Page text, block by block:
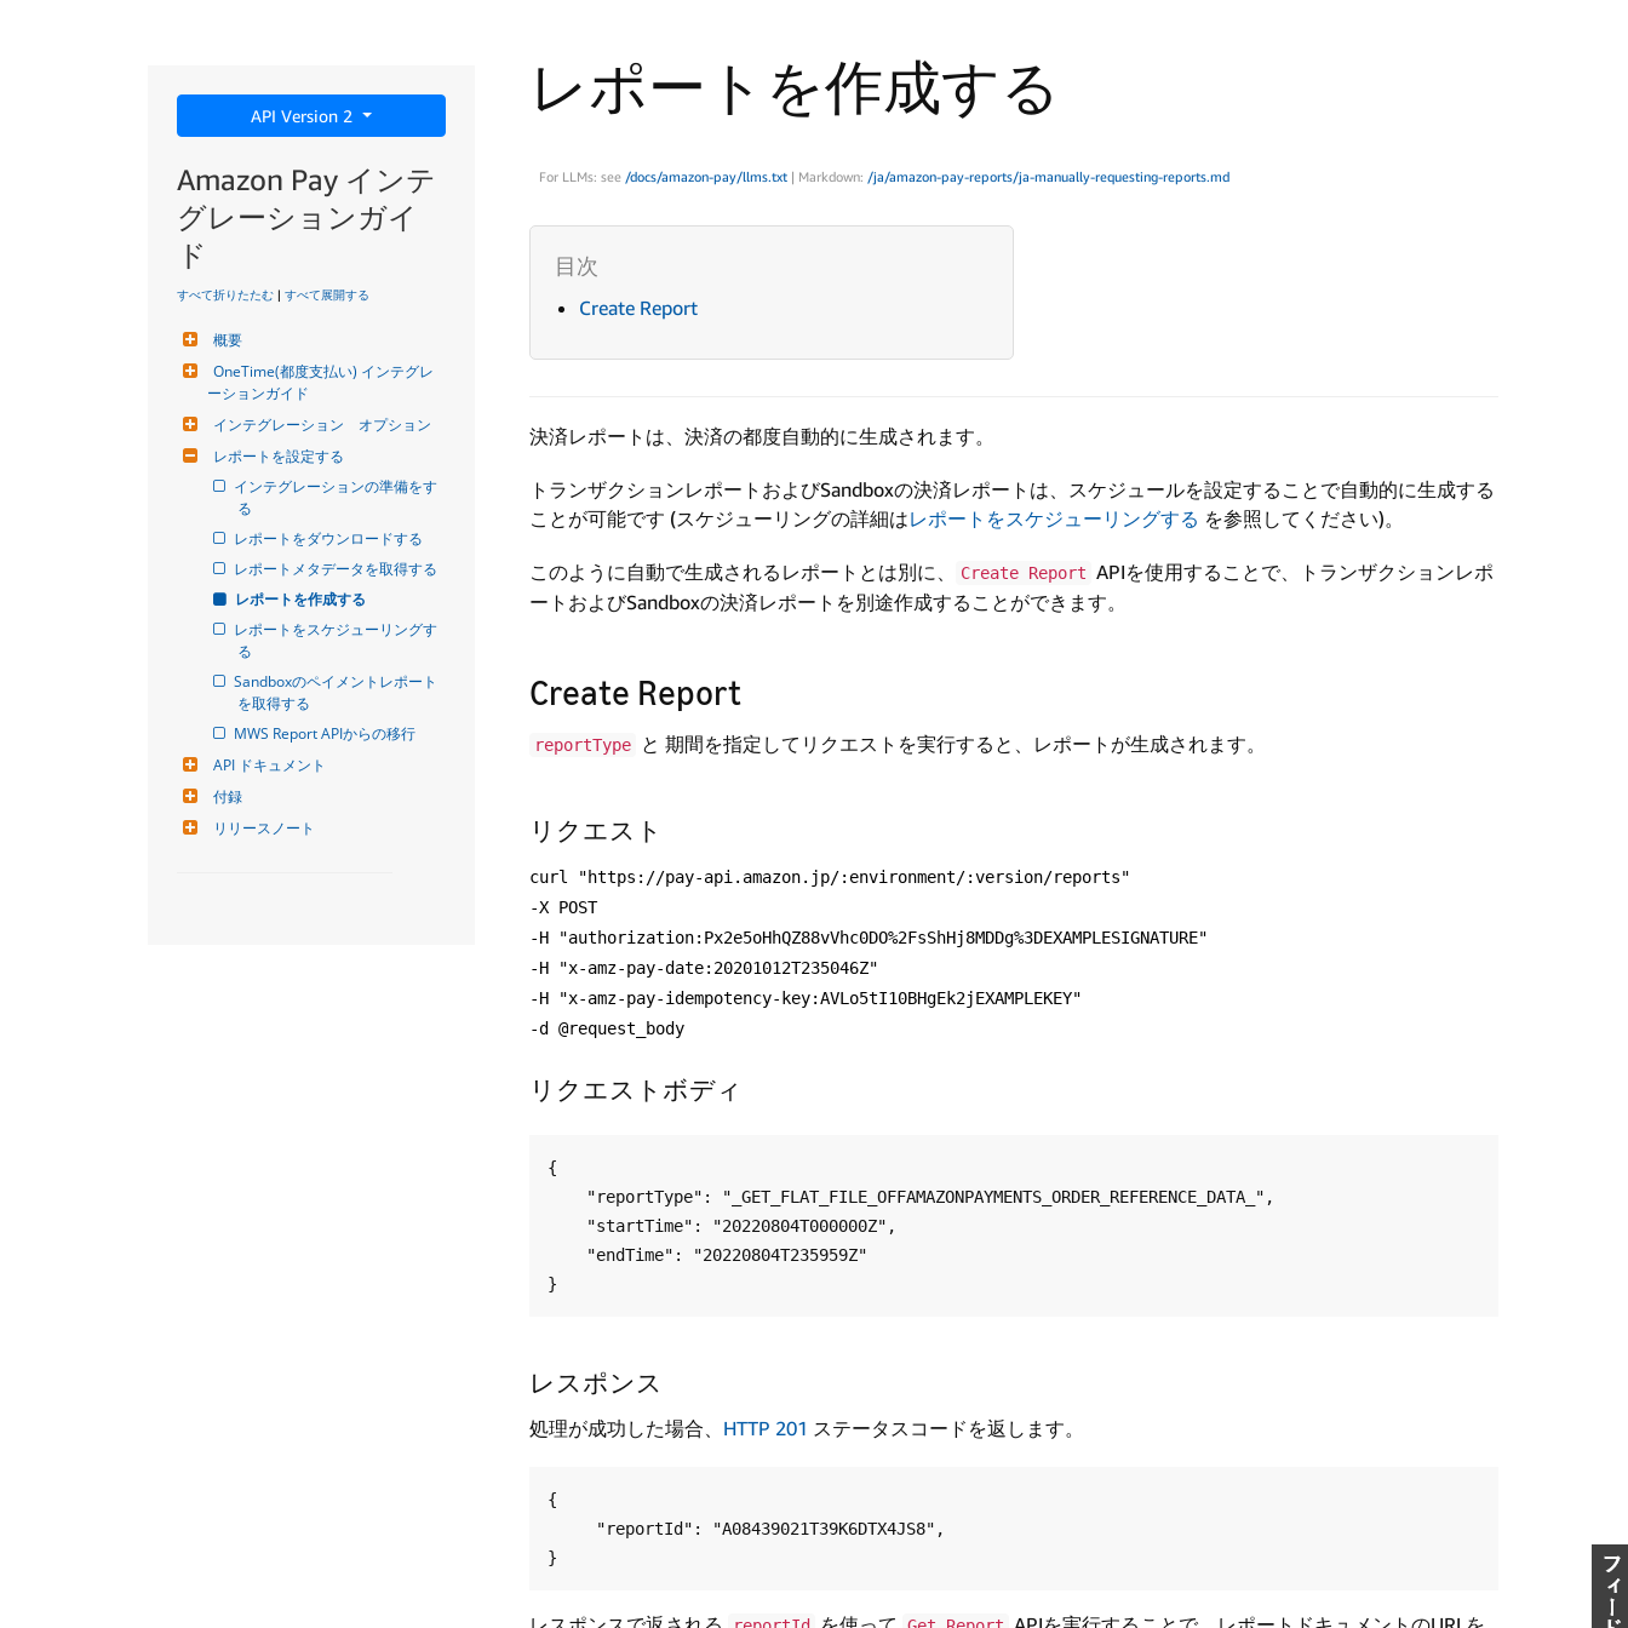
API Version 2
Amazon Pay インテ
グレーションガイ
ド
すべて折りたたむ | すべて展開する
概要
OneTime(都度支払い) インテグレ
ーションガイド
インテグレーション　オプション
レポートを設定する
インテグレーションの準備をす
る
レポートをダウンロードする
レポートメタデータを取得する
レポートを作成する
レポートをスケジューリングす
る
Sandboxのペイメントレポート
を取得する
MWS Report APIからの移行
API ドキュメント
付録
リリースノート
レポートを作成する
For LLMs: see /docs/amazon-pay/llms.txt | Markdown: /ja/amazon-pay-reports/ja-manually-requesting-reports.md
Create Report
決済レポートは、決済の都度自動的に生成されます。
トランザクションレポートおよびSandboxの決済レポートは、スケジュールを設定することで自動的に生成する
ことが可能です (スケジューリングの詳細はレポートをスケジューリングする を参照してください)。
このように自動で生成されるレポートとは別に、 Create Report APIを使用することで、トランザクションレポ
ートおよびSandboxの決済レポートを別途作成することができます。
Create Report
reportType と 期間を指定してリクエストを実行すると、レポートが生成されます。
リクエスト
curl "https://pay-api.amazon.jp/:environment/:version/reports"
-X POST
-H "authorization:Px2e5oHhQZ88vVhc0DO%2FsShHj8MDDg%3DEXAMPLESIGNATURE"
-H "x-amz-pay-date:20201012T235046Z"
-H "x-amz-pay-idempotency-key:AVLo5tI10BHgEk2jEXAMPLEKEY"
-d @request_body
リクエストボディ
{
レスポンス
処理が成功した場合、 HTTP 201 ステータスコードを返します。
{